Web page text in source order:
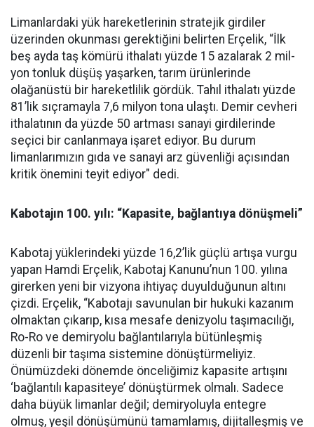
Limanlardaki yük hareketleri­nin stratejik girdiler
üzerinden okunması gerektiğini belirten Erçelik, “İlk
beş ayda taş kömürü ithalatı yüzde 15 azalarak 2 mil­
yon tonluk düşüş yaşarken, ta­rım ürünlerinde
olağanüstü bir hareketlilik gördük. Tahıl itha­latı yüzde
81’lik sıçramayla 7,6 milyon tona ulaştı. Demir cevhe­ri
ithalatının da yüzde 50 artma­sı sanayi girdilerinde
seçici bir canlanmaya işaret ediyor. Bu du­rum
limanlarımızın gıda ve sa­nayi arz güvenliği açısından
kri­tik önemini teyit ediyor" dedi.
Kabotajın 100. yılı: “Kapasite, bağlantıya dönüşmeli”
Kabotaj yüklerindeki yüzde 16,2’lik güçlü artışa vurgu
yapan Hamdi Erçelik, Kabotaj Kanunu’nun 100. yılına
girerken yeni bir vizyona ihtiyaç duyulduğunun altını
çizdi. Erçelik, “Kabotajı savunulan bir hukuki kazanım
olmaktan çıkarıp, kısa mesafe denizyolu taşımacılığı,
Ro-Ro ve demiryolu bağlantılarıyla bütünleşmiş
düzenli bir taşıma sistemine dönüştürmeliyiz.
Önümüzdeki dönemde önceliğimiz kapasite artışını
‘bağlantılı kapasiteye’ dönüştürmek olmalı. Sadece
daha büyük limanlar değil; demiryoluyla entegre
olmuş, yeşil dönüşümünü tamamlamış, dijitalleşmiş ve